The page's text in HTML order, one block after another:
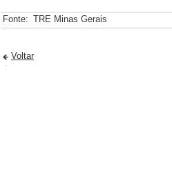
Fonte: TRE Minas Gerais
Voltar